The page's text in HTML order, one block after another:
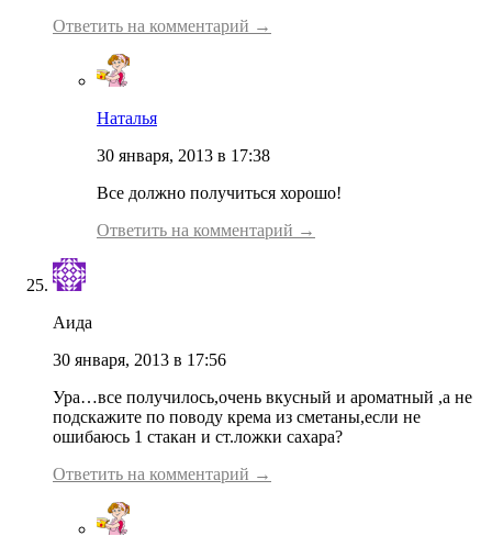
Ответить на комментарий →
Наталья
30 января, 2013 в 17:38
Все должно получиться хорошо!
Ответить на комментарий →
Аида
30 января, 2013 в 17:56
Ура…все получилось,очень вкусный и ароматный ,а не
подскажите по поводу крема из сметаны,если не
ошибаюсь 1 стакан и ст.ложки сахара?
Ответить на комментарий →